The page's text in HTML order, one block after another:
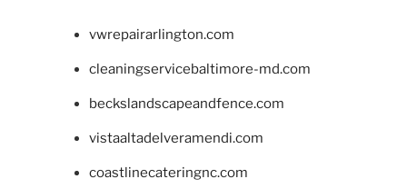
vwrepairarlington.com
cleaningservicebaltimore-md.com
beckslandscapeandfence.com
vistaaltadelveramendi.com
coastlinecateringnc.com